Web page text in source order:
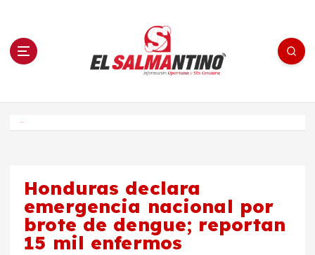
n El Salmantino - medios/noticias/editorial
Honduras declara
emergencia nacional por
brote de dengue; reportan
15 mil enfermos